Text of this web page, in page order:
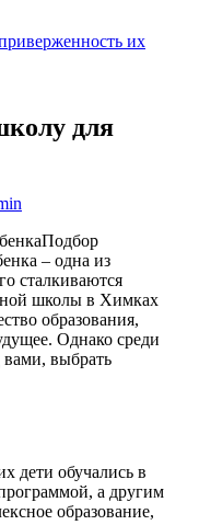
их
для
Подбор
– одна из
сталкиваются
школы в Химках
образования,
Однако среди
вами, выбрать
дети обучались в
а другим
образование,